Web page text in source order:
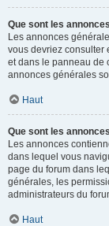
Que sont les
Les annonces
vous devriez consulter
et dans le panneau de
annonces générales
Haut
Que sont les
Les annonces
dans lequel vous
page du forum dans
générales, les
administrateurs du
Haut